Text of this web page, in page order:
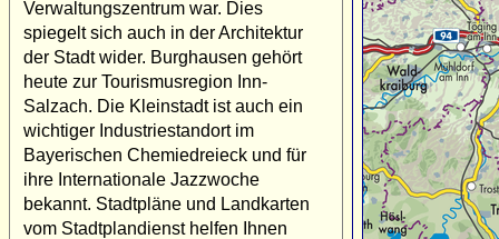
Verwaltungszentrum war. Dies
spiegelt sich auch in der Architektur
der Stadt wider. Burghausen gehört
heute zur Tourismusregion Inn-
Salzach. Die Kleinstadt ist auch ein
wichtiger Industriestandort im
Bayerischen Chemiedreieck und für
ihre Internationale Jazzwoche
bekannt. Stadtpläne und Landkarten
vom Stadtplandienst helfen Ihnen